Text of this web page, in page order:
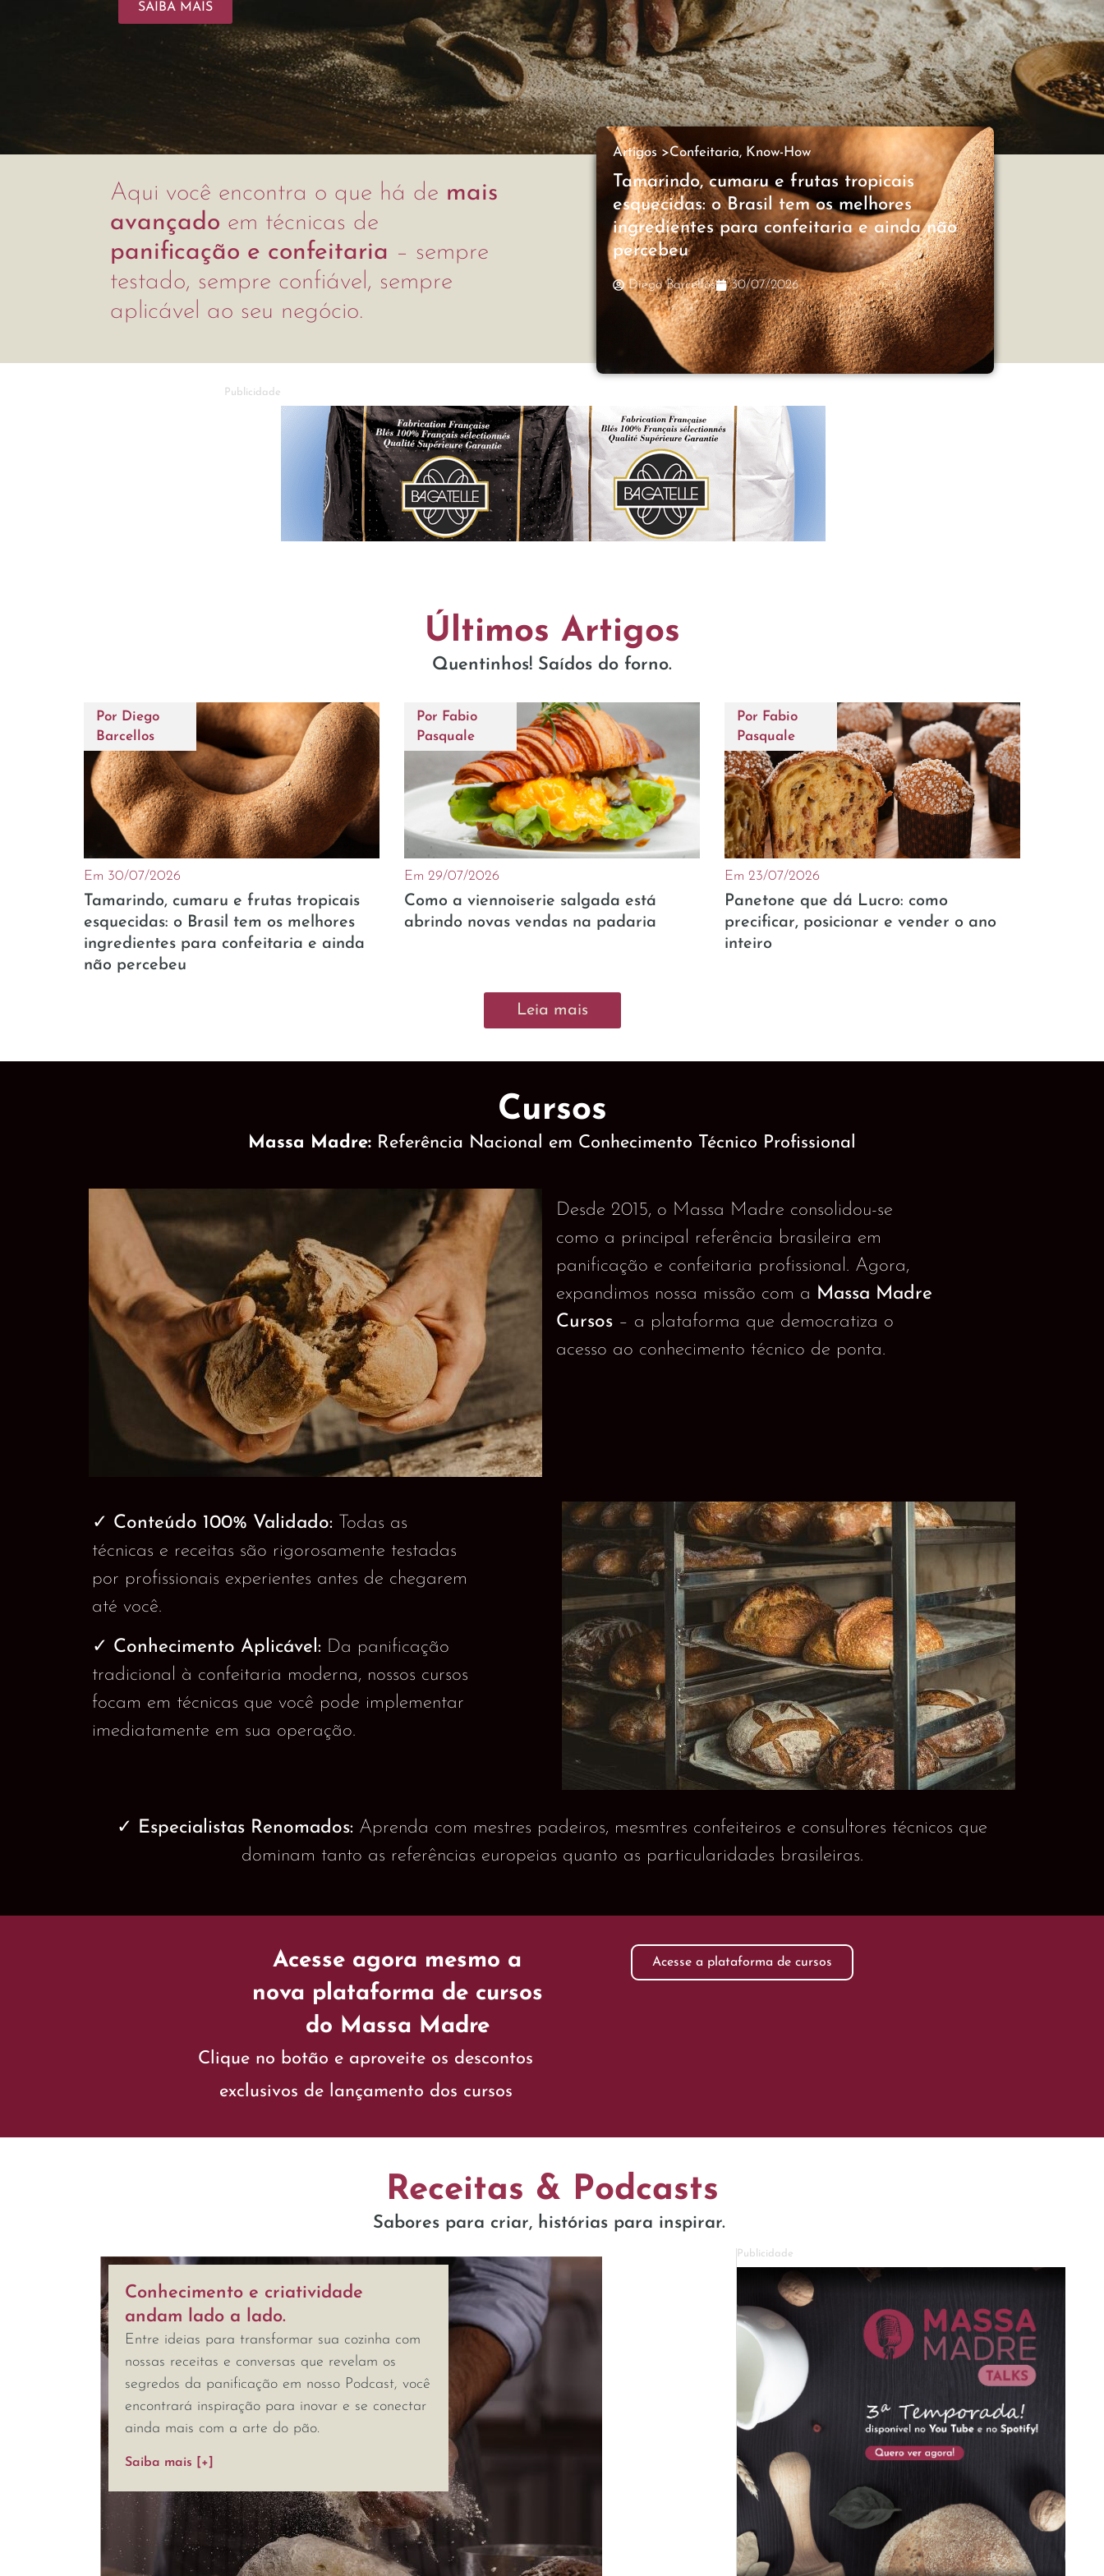
Acesse agora a plataforma
Aqui você encontra o que há de mais
avançado em técnicas de
panificação e confeitaria – sempre
testado, sempre confiável, sempre
aplicável ao seu negócio.
Artigos >Confeitaria, Know-How
Tamarindo, cumaru e frutas tropicais
esquecidas: o Brasil tem os melhores
ingredientes para confeitaria e ainda não
percebeu
Diego Barcellos 30/07/2026
Publicidade
Últimos Artigos
Quentinhos! Saídos do forno.
Por Diego
Barcellos
Em 30/07/2026
Tamarindo, cumaru e frutas tropicais
esquecidas: o Brasil tem os melhores
ingredientes para confeitaria e ainda
não percebeu
Por Fabio
Pasquale
Em 29/07/2026
Como a viennoiserie salgada está
abrindo novas vendas na padaria
Por Fabio
Pasquale
Em 23/07/2026
Panetone que dá Lucro: como
precificar, posicionar e vender o ano
inteiro
Leia mais
Cursos
Massa Madre: Referência Nacional em Conhecimento Técnico Profissional
Desde 2015, o Massa Madre consolidou-se
como a principal referência brasileira em
panificação e confeitaria profissional. Agora,
expandimos nossa missão com a Massa Madre
Cursos– a plataforma que democratiza o
acesso ao conhecimento técnico de ponta.
✓ Conteúdo 100% Validado: Todas as
técnicas e receitas são rigorosamente testadas
por profissionais experientes antes de chegarem
até você.
✓ Conhecimento Aplicável: Da panificação
tradicional à confeitaria moderna, nossos cursos
focam em técnicas que você pode implementar
imediatamente em sua operação.
✓ Especialistas Renomados: Aprenda com mestres padeiros, mesmtres confeiteiros e consultores técnicos que
dominam tanto as referências europeias quanto as particularidades brasileiras.
Acesse agora mesmo a
nova plataforma de cursos
do Massa Madre
Clique no botão e aproveite os descontos
exclusivos de lançamento dos cursos
Acesse a plataforma de cursos
Receitas & Podcasts
Sabores para criar, histórias para inspirar.
Conhecimento e criatividade
andam lado a lado.
Entre ideias para transformar sua cozinha com
nossas receitas e conversas que revelam os
segredos da panificação em nosso Podcast, você
encontrará inspiração para inovar e se conectar
ainda mais com a arte do pão.
Saiba mais [+]
Publicidade